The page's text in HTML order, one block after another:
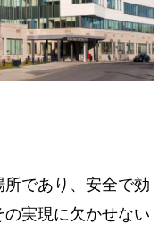
であり、安全で効
実現に欠かせない